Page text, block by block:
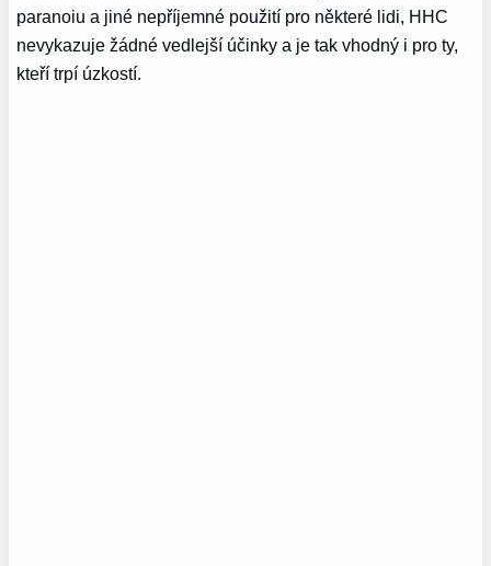
paranoiu a jiné nepříjemné použití pro některé lidi, HHC
nevykazuje žádné vedlejší účinky a je tak vhodný i pro ty,
kteří trpí úzkostí.